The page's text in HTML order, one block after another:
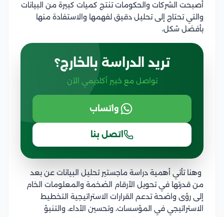
أصبحت الشركات والحكومات تنتج كميات كبيرة من البيانات
والتي تحتاج إلى تحليل دقيق لفهمها والاستفادة منها
بأفضل شكل،
تريد الدراسة بالخارج؟
تواصل مع خبير أكاديمي الآن
واتساب
اتصل بنا
وهنا تأتي أهمية دراسة ماجستير تحليل البيانات عن بعد
من قدرتها في تحويل الأرقام الضخمة والمعلومات الخام
إلى رؤى واضحة تدعم القرارات الاستراتيجية التخطيط
الاستراتيجي في المؤسسات، وتحسين الأداء، والتنبؤ